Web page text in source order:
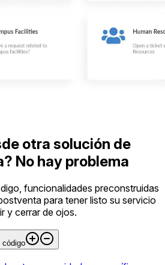
otra solución de
No hay problema
funcionalidades preconstruidas
para tener listo su servicio
y cerrar de ojos.
código